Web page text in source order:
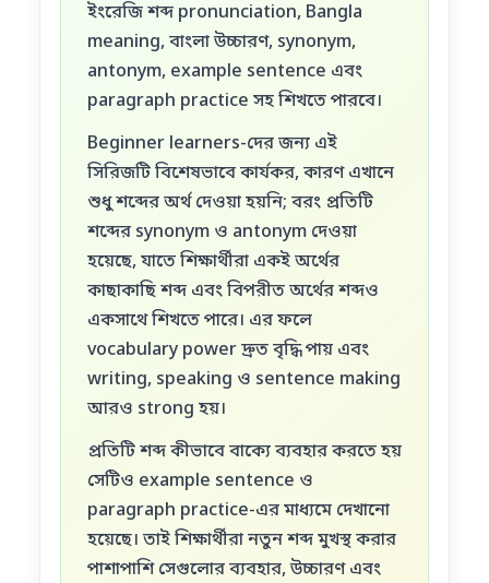
ইংরেজি শব্দ pronunciation, Bangla
meaning, বাংলা উচ্চারণ, synonym,
antonym, example sentence এবং
paragraph practice সহ শিখতে পারবে।
Beginner learners-দের জন্য এই
সিরিজটি বিশেষভাবে কার্যকর, কারণ এখানে
শুধু শব্দের অর্থ দেওয়া হয়নি; বরং প্রতিটি
শব্দের synonym ও antonym দেওয়া
হয়েছে, যাতে শিক্ষার্থীরা একই অর্থের
কাছাকাছি শব্দ এবং বিপরীত অর্থের শব্দও
একসাথে শিখতে পারে। এর ফলে
vocabulary power দ্রুত বৃদ্ধি পায় এবং
writing, speaking ও sentence making
আরও strong হয়।
প্রতিটি শব্দ কীভাবে বাক্যে ব্যবহার করতে হয়
সেটিও example sentence ও
paragraph practice-এর মাধ্যমে দেখানো
হয়েছে। তাই শিক্ষার্থীরা নতুন শব্দ মুখস্থ করার
পাশাপাশি সেগুলোর ব্যবহার, উচ্চারণ এবং